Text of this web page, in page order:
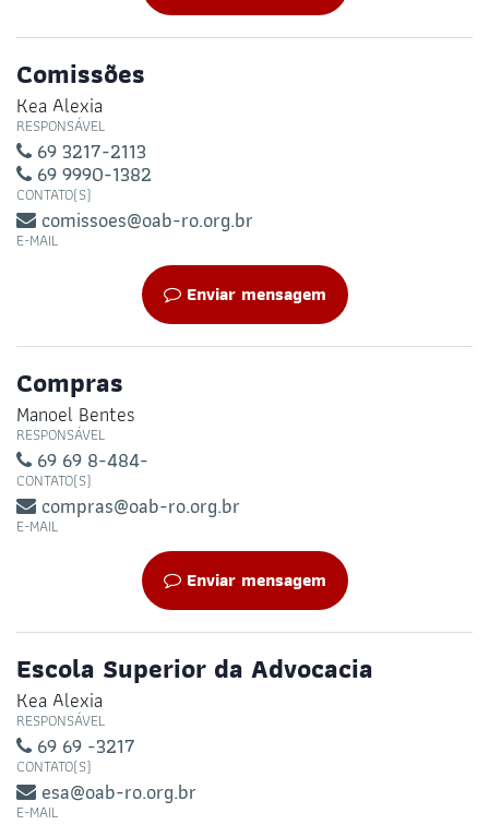
Comissões
Kea Alexia
RESPONSÁVEL
69 3217-2113
69 9990-1382
CONTATO(S)
comissoes@oab-ro.org.br
E-MAIL
Enviar mensagem
Compras
Manoel Bentes
RESPONSÁVEL
69 69 8-484-
CONTATO(S)
compras@oab-ro.org.br
E-MAIL
Enviar mensagem
Escola Superior da Advocacia
Kea Alexia
RESPONSÁVEL
69 69 -3217
CONTATO(S)
esa@oab-ro.org.br
E-MAIL